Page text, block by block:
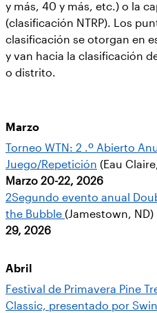
y más, 40 y más, etc.) o la
(clasificación NTRP). Los
clasificación se otorgan en
y van hacia la clasificación
o distrito.
Marzo
Torneo WTN: 2 .º Abierto
Juego/Repetición (Eau
Marzo 20-22, 2026
2Segundo evento anual
the Bubble (Jamestown, ND) |
29, 2026
Abril
Festival de Primavera Pine
Classic, presentado por